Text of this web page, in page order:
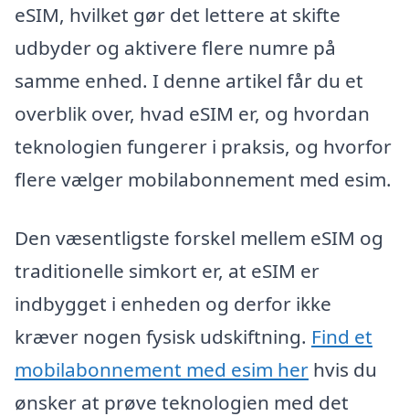
eSIM, hvilket gør det lettere at skifte
udbyder og aktivere flere numre på
samme enhed. I denne artikel får du et
overblik over, hvad eSIM er, og hvordan
teknologien fungerer i praksis, og hvorfor
flere vælger mobilabonnement med esim.
Den væsentligste forskel mellem eSIM og
traditionelle simkort er, at eSIM er
indbygget i enheden og derfor ikke
kræver nogen fysisk udskiftning. Find et
mobilabonnement med esim her hvis du
ønsker at prøve teknologien med det